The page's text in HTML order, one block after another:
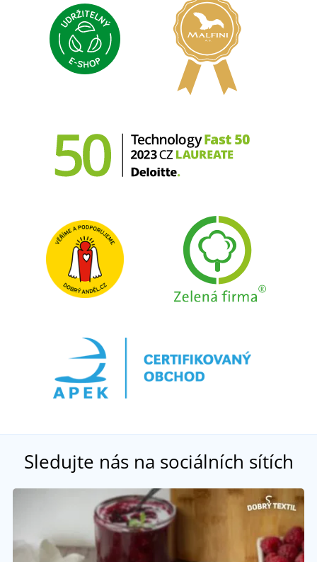
Sledujte nás na sociálních sítích